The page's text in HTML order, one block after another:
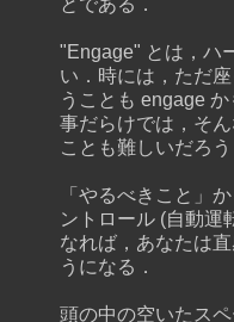
とである．
"Engage" とは，ハ
い．時には，ただ
うことも engage
事だらけでは，そ
ことも難しいだろう
「やるべきこと」
ントロール (自動運
なれば，あなたは
うになる．
頭の中の空いたス